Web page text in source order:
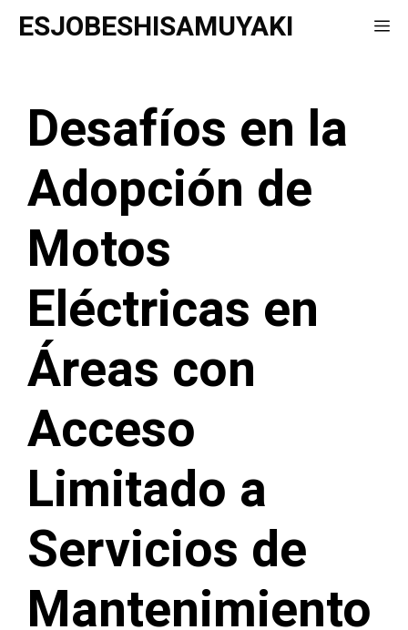
Saltar
ESJOBESHISAMUYAKI
Desafíos en la
Adopción de
Motos
Eléctricas en
Áreas con
Acceso
Limitado a
Servicios de
Mantenimiento